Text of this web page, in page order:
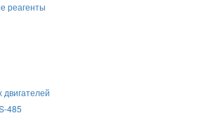
реагенты
485